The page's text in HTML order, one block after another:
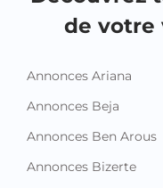
de votre
Annonces Ariana
Annonces Beja
Annonces Ben Arous
Annonces Bizerte